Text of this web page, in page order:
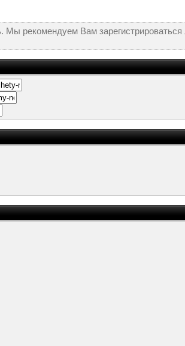
Мы рекомендуем Вам зарегистрироваться